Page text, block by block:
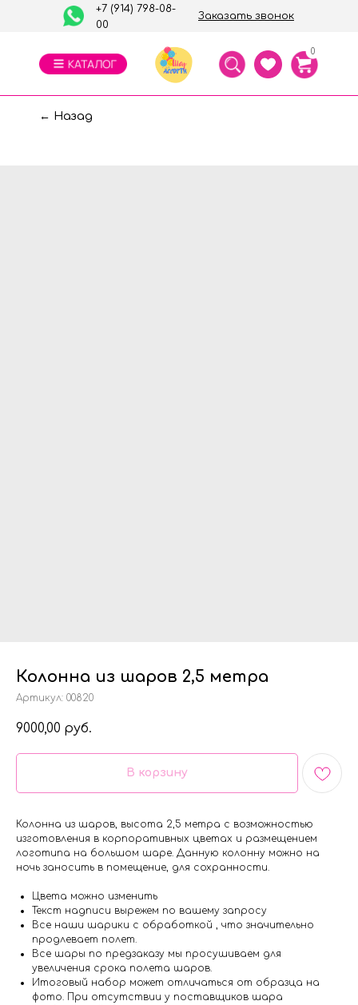
Заказать звонок
+7 (914) 798-08-
00
0
← Назад
Колонна из шаров 2,5 метра
Артикул: 00820
9000,00 руб.
В корзину
Колонна из шаров, высота 2,5 метра с возможностью
изготовления в корпоративных цветах и размещением
логотипа на большом шаре. Данную колонну можно на
ночь заносить в помещение, для сохранности.
Цвета можно изменить
Текст надписи вырежем по вашему запросу
Все наши шарики с обработкой , что значительно
продлевает полет.
Все шары по предзаказу мы просушиваем для
увеличения срока полета шаров.
Итоговый набор может отличаться от образца на
фото. При отсутствии у поставщиков шара